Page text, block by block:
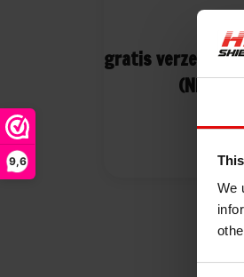
We
9,6
gratis verzending
(NLD &